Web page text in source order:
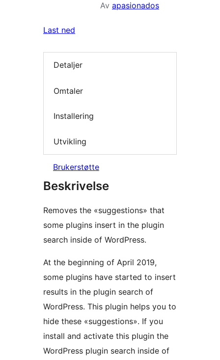
Av apasionados
Last ned
Detaljer
Omtaler
Installering
Utvikling
Brukerstøtte
Beskrivelse
Removes the «suggestions» that
some plugins insert in the plugin
search inside of WordPress.
At the beginning of April 2019,
some plugins have started to insert
results in the plugin search of
WordPress. This plugin helps you to
hide these «suggestions». If you
install and activate this plugin the
WordPress plugin search inside of